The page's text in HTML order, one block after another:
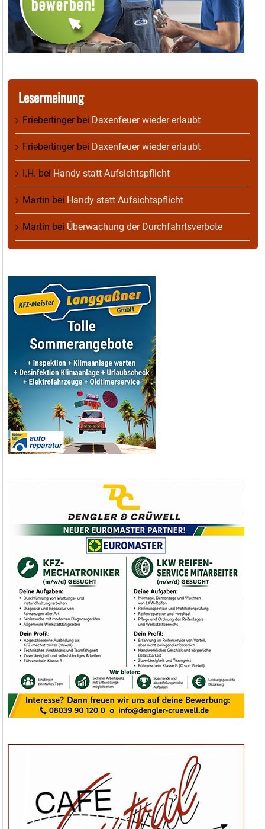
Lesermeinung
Friebertingerbei Daxenfeuer wieder erlaubt
Friebertingerbei Daxenfeuer wieder erlaubt
I.H. bei Handy statt Aufsichtspflicht
Martin bei Handy statt Aufsichtspflicht
Martin bei Überwachung der Durchfahrtsverbote